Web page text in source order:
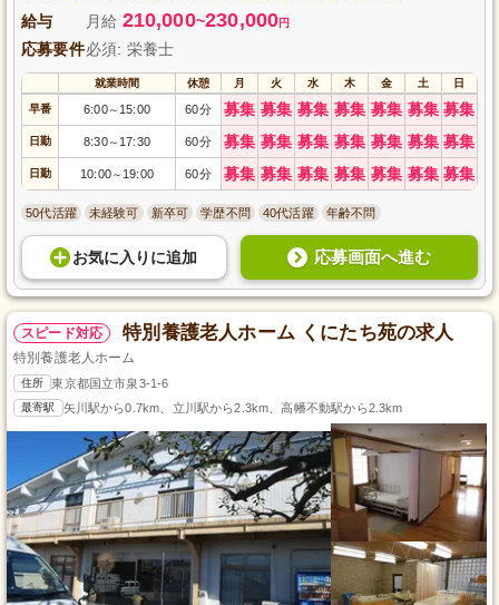
給与 月給 210,000~230,000円
応募要件必須: 栄養士
就業時間 休憩 月 火 水 木 金 土 日
早番 6:00～ 15:00 60分 募集 募集 募集 募集 募集 募集 募集
日勤 8:30～ 17:30 60分 募集 募集 募集 募集 募集 募集 募集
日勤 10:00～ 19:00 60分 募集 募集 募集 募集 募集 募集 募集
50代活躍 未経験可 新卒可 学歴不問 40代活躍 年齢不問
お気に入り に追加 応募画面へ進む
スピード対応 特別養護老人ホーム くにたち苑の求人
特別養護老人ホーム
住所 東京都国立市泉3-1-6
最寄駅 矢川駅から0.7km、立川駅から2.3km、高幡不動駅から2.3km